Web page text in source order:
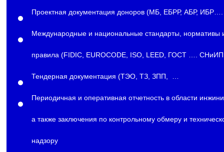
Проектная документация доноров (МБ, ЕБРР, АБР, ИБР….
Международные и национальные стандарты, нормативы
правила (FIDIC, EUROCODE, ISO, LEED, ГОСТ …. СНиИП
Тендерная документация (ТЭО, ТЗ, ЗПП, …
Периодичная и оперативная отчетность в области
а также заключения по контрольному обмеру и
надзору